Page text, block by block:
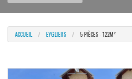
ACCUEIL EYGLIERS 5 PIÈCES - 122M²